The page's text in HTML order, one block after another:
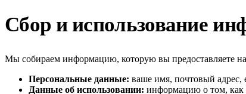
Сбор и использование
Мы собираем информацию, которую вы предоставляете
Персональные данные: ваше имя, почтовый
Данные об использовании: информацию о том, как